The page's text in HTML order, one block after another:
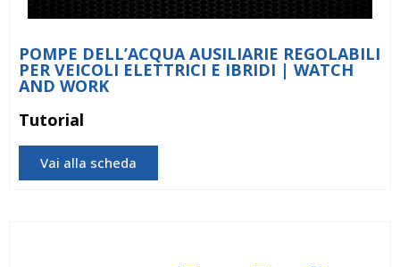
POMPE DELL’ACQUA AUSILIARIE REGOLABILI
PER VEICOLI ELETTRICI E IBRIDI | WATCH
AND WORK
Tutorial
Vai alla scheda